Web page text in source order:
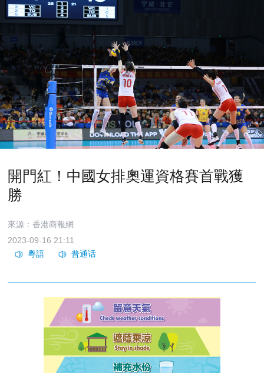
開門紅！中國女排奧運資格賽首戰獲
勝
來源：香港商報網
2023-09-16 21:11